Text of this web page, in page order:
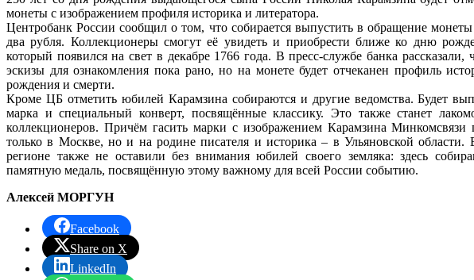
монеты с изображением профиля историка и литератора.
Центробанк России сообщил о том, что собирается выпустить в обращение
два рубля. Коллекционеры смогут её увидеть и приобрести ближе ко дню
который появился на свет в декабре 1766 года. В пресс-службе банка рассказали,
эскизы для ознакомления пока рано, но на монете будет отчеканен профиль
рождения и смерти.
Кроме ЦБ отметить юбилей Карамзина собираются и другие ведомства. Будет
марка и специальный конверт, посвящённые классику. Это также станет
коллекционеров. Причём гасить марки с изображением Карамзина Минкомсвязи
только в Москве, но и на родине писателя и историка – в Ульяновской области.
регионе также не оставили без внимания юбилей своего земляка: здесь
памятную медаль, посвящённую этому важному для всей России событию.
Алексей МОРГУН
Facebook
Share on X
LinkedIn